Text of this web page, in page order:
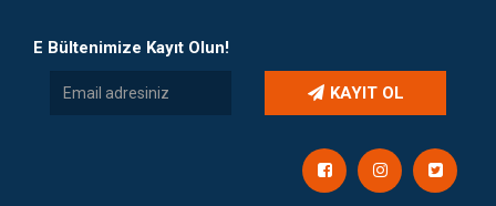
E Bültenimize Kayıt Olun!
KAYIT OL